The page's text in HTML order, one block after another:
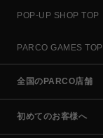
POP-UP SHOP TOP
PARCO GAMES TOP
全国のPARCO店舗
初めてのお客様へ